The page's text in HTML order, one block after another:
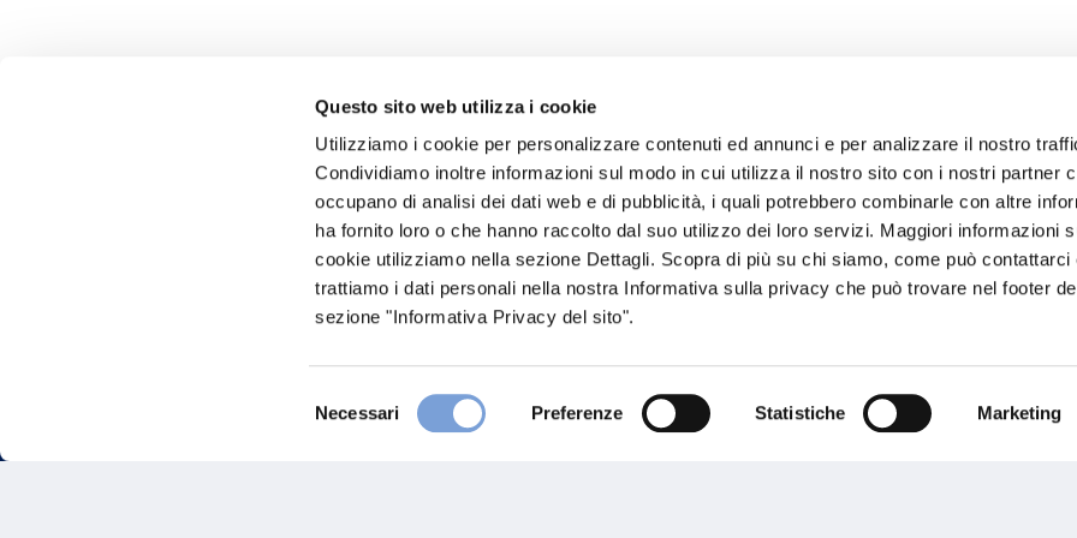
Questo sito web utilizza i cookie
Utilizziamo i cookie per personalizzare contenuti ed annunci e per analizzare il nostro
Condividiamo inoltre informazioni sul modo in cui utilizza il nostro sito con i nostri partner
occupano di analisi dei dati web e di pubblicità, i quali potrebbero combinarle con altre
ha fornito loro o che hanno raccolto dal suo utilizzo dei loro servizi. Maggiori informazioni
cookie utilizziamo nella sezione Dettagli. Scopra di più su chi siamo, come può contattarci
trattiamo i dati personali nella nostra Informativa sulla privacy che può trovare nel footer
sezione "Informativa Privacy del sito".
del
Necessari Preferenze Statistiche Marketing
Hai bisogno di informazioni?
Trova l'Agenzia più vicina a te e parla con un
nostro Agente.